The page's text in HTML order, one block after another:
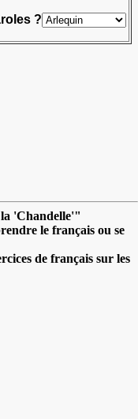
?
'Chandelle'"
le français ou se
de français sur les